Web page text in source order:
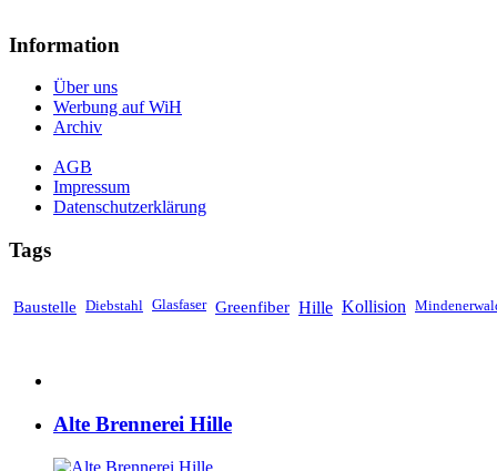
Information
Über uns
Werbung auf WiH
Archiv
AGB
Impressum
Datenschutzerklärung
Tags
Baustelle Diebstahl Glasfaser Greenfiber Hille Kollision
Alte Brennerei Hille